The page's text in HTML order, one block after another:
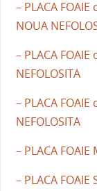
– PLACA
NOUA
– PLACA
NEFOLOSITA
– PLACA
NEFOLOSITA
– PLACA FOAIE
– PLACA